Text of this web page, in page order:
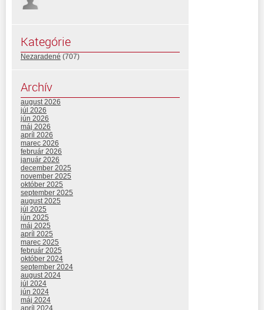
Kategórie
Nezaradené (707)
Archív
august 2026
júl 2026
jún 2026
máj 2026
apríl 2026
marec 2026
február 2026
január 2026
december 2025
november 2025
október 2025
september 2025
august 2025
júl 2025
jún 2025
máj 2025
apríl 2025
marec 2025
február 2025
október 2024
september 2024
august 2024
júl 2024
jún 2024
máj 2024